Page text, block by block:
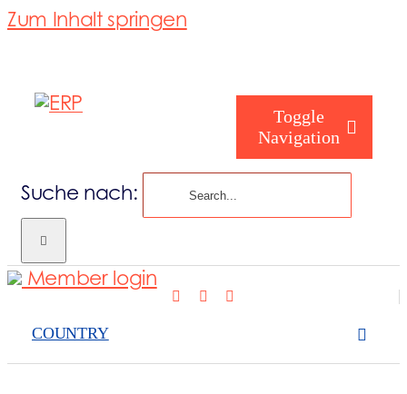
Zum Inhalt springen
Toggle
Navigation
Suche nach:
COUNTRY
Member login